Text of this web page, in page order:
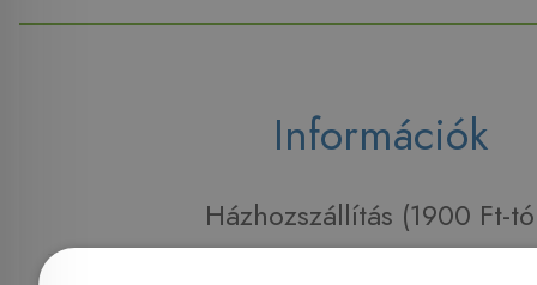
Információk
Házhozszállítás (1900 Ft-